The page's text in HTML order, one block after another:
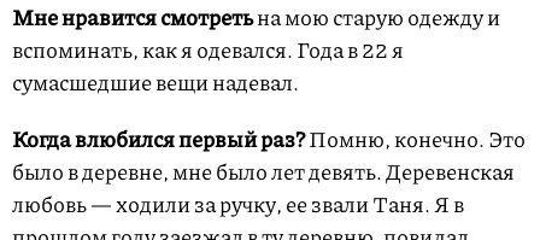
Мне нравится смотретьна мою старую одежду и
вспоминать, как я одевался. Года в 22 я
сумасшедшие вещи надевал.
Когда влюбился первый раз?Помню, конечно. Это
было в деревне, мне было лет девять. Деревенская
любовь — ходили за ручку, ее звали Таня. Я в